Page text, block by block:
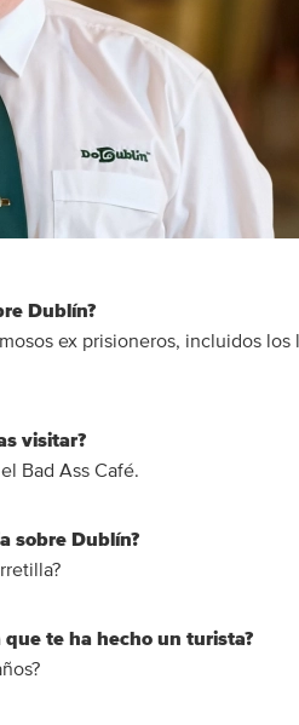
Dublín?
ex prisioneros, incluidos los
visitar?
Bad Ass Café.
sobre Dublín?
te ha hecho un turista?